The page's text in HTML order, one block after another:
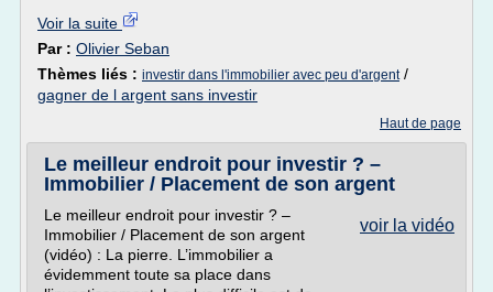
Voir la suite
Par : Olivier Seban
Thèmes liés : investir dans l'immobilier avec peu d'argent/
gagner de l argent sans investir
Haut de page
Le meilleur endroit pour investir ? –
Immobilier / Placement de son argent
voir la vidéo
Le meilleur endroit pour investir ? –
Immobilier / Placement de son argent
(vidéo) : La pierre. L’immobilier a
évidemment toute sa place dans